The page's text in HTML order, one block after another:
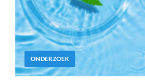
ONDERZOEK